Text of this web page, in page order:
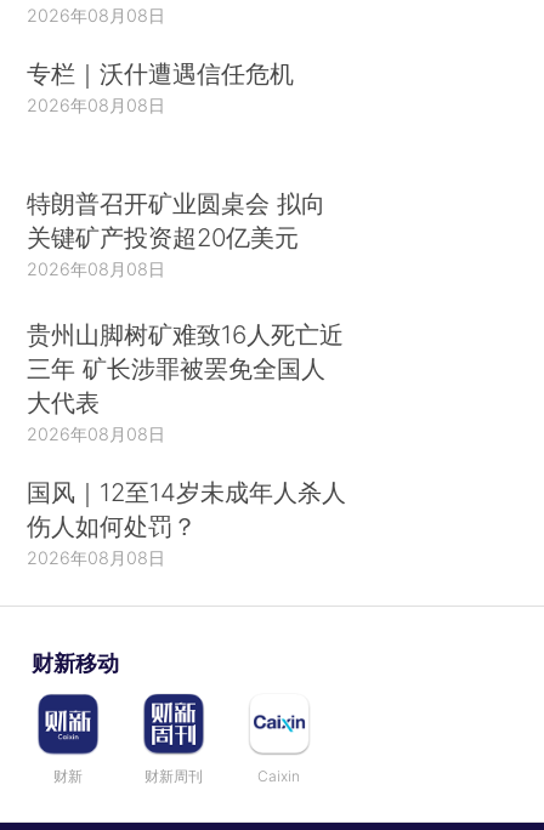
2026年08月08日
专栏｜沃什遭遇信任危机
2026年08月08日
特朗普召开矿业圆桌会 拟向
关键矿产投资超20亿美元
2026年08月08日
贵州山脚树矿难致16人死亡近
三年 矿长涉罪被罢免全国人
大代表
2026年08月08日
国风｜12至14岁未成年人杀人
伤人如何处罚？
2026年08月08日
财新移动
财新 财新周刊 Caixin